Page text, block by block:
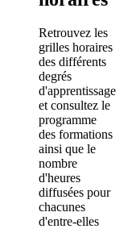
Retrouvez les
grilles horaires
des différents
degrés
d'apprentissage
et consultez le
programme
des formations
ainsi que le
nombre
d'heures
diffusées pour
chacunes
d'entre-elles